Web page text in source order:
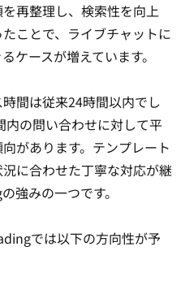
再整理し、検索性を向上
ことで、ライブチャットに
ケースが増えています。
間は従来24時間以内でし
の問い合わせに対して平
があります。テンプレート
に合わせた丁寧な対応が継
強みの一つです。
では以下の方向性が予